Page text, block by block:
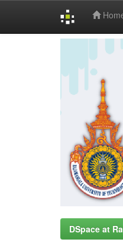
DSpace at